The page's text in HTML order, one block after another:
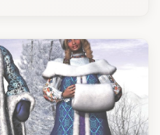
vẫn ở phần phía Đông